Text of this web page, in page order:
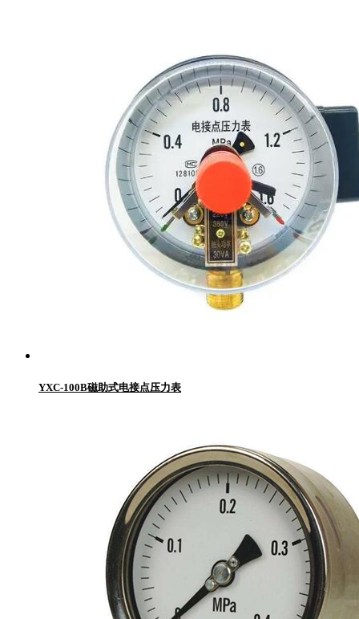
YXC-100B磁助式电接点压力表